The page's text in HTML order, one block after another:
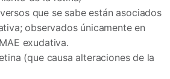
que se sabe están asociados
observados únicamente en
exudativa.
(que causa alteraciones de la